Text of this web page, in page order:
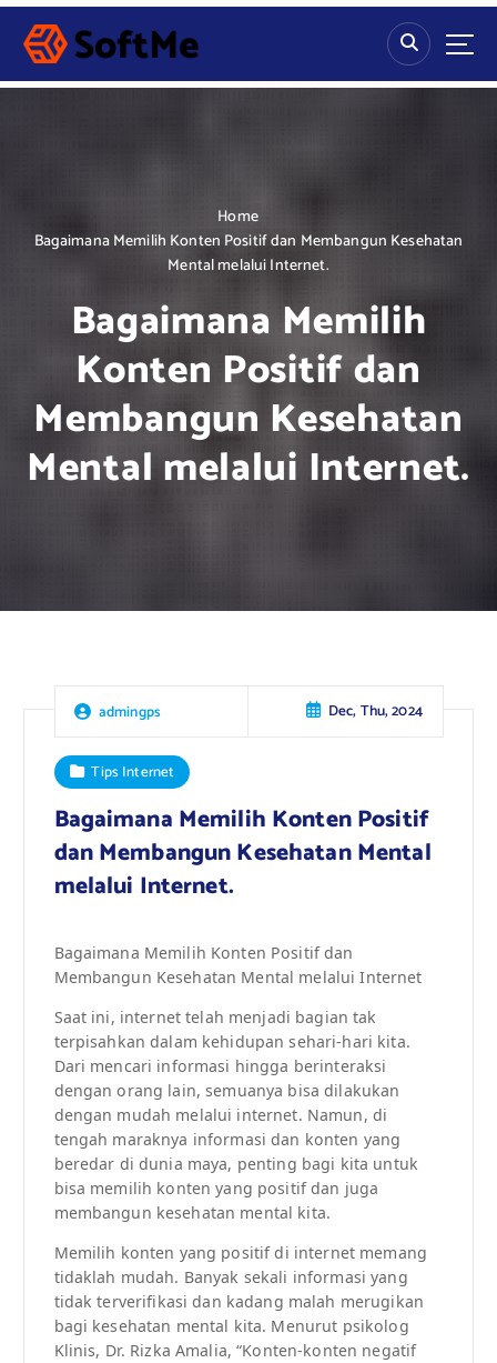
S
p
Home
Bagaimana Memilih Konten Positif dan Membangun Kesehatan
Mental melalui Internet.
Bagaimana Memilih
Konten Positif dan
Membangun Kesehatan
Mental melalui Internet.
admingps Dec, Thu, 2024
Tips Internet
Bagaimana Memilih Konten Positif
dan Membangun Kesehatan Mental
melalui Internet.
Bagaimana Memilih Konten Positif dan
Membangun Kesehatan Mental melalui Internet
Saat ini, internet telah menjadi bagian tak
terpisahkan dalam kehidupan sehari-hari kita.
Dari mencari informasi hingga berinteraksi
dengan orang lain, semuanya bisa dilakukan
dengan mudah melalui internet. Namun, di
tengah maraknya informasi dan konten yang
beredar di dunia maya, penting bagi kita untuk
bisa memilih konten yang positif dan juga
membangun kesehatan mental kita.
Memilih konten yang positif di internet memang
tidaklah mudah. Banyak sekali informasi yang
tidak terverifikasi dan kadang malah merugikan
bagi kesehatan mental kita. Menurut psikolog
Klinis, Dr. Rizka Amalia, “Konten-konten negatif